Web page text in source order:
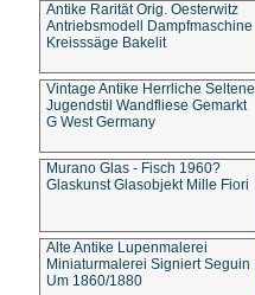
Antike Rarität Orig. Oesterwitz
Antriebsmodell Dampfmaschine
Kreisssäge Bakelit
Vintage Antike Herrliche Seltene
Jugendstil Wandfliese Gemarkt
G West Germany
Murano Glas - Fisch 1960?
Glaskunst Glasobjekt Mille Fiori
Alte Antike Lupenmalerei
Miniaturmalerei Signiert Seguin
Um 1860/1880